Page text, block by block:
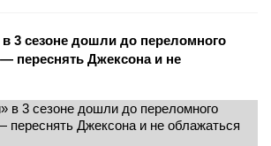
в 3 сезоне дошли до переломного
переснять Джексона и не